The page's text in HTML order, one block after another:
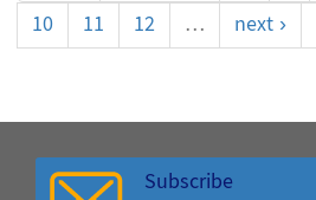
10
11 12 … next ›
Subscribe